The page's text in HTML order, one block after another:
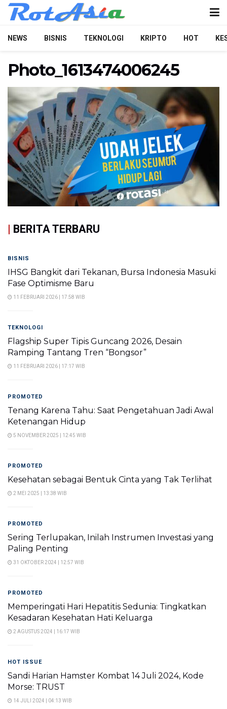
NEWS BISNIS TEKNOLOGI KRIPTO HOT
Photo_1613474006245
| BERITA TERBARU
BISNIS
IHSG Bangkit dari Tekanan, Bursa Indonesia Masuki
Fase Optimisme Baru
11 FEBRUARI 2026 | 17:58 WIB
TEKNOLOGI
Flagship Super Tipis Guncang 2026, Desain
Ramping Tantang Tren “Bongsor”
11 FEBRUARI 2026 | 17:17 WIB
PROMOTED
Tenang Karena Tahu: Saat Pengetahuan Jadi Awal
Ketenangan Hidup
5 NOVEMBER 2025 | 12:45 WIB
PROMOTED
Kesehatan sebagai Bentuk Cinta yang Tak Terlihat
2 MEI 2025 | 13:38 WIB
PROMOTED
Sering Terlupakan, Inilah Instrumen Investasi yang
Paling Penting
31 OKTOBER 2024 | 12:57 WIB
PROMOTED
Memperingati Hari Hepatitis Sedunia: Tingkatkan
Kesadaran Kesehatan Hati Keluarga
2 AGUSTUS 2024 | 16:17 WIB
HOT ISSUE
Sandi Harian Hamster Kombat 14 Juli 2024, Kode
Morse: TRUST
14 JULI 2024 | 04:13 WIB